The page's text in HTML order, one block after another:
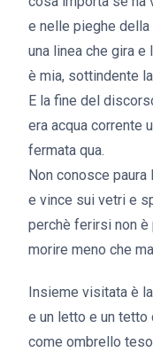
e nelle pieghe della
una linea che gira
è mia, sottindente
E la fine del
era acqua corrente
fermata qua.
Non conosce paura
e vince sui vetri e
perchè ferirsi non
morire meno che
Insieme visitata è
e un letto e un tetto
come ombrello